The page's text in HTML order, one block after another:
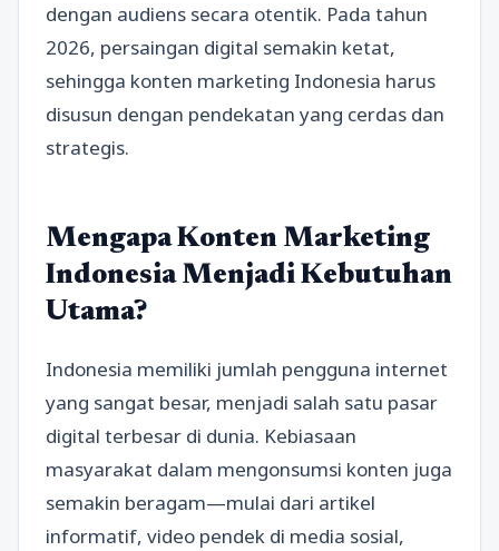
dengan audiens secara otentik. Pada tahun
2026, persaingan digital semakin ketat,
sehingga konten marketing Indonesia harus
disusun dengan pendekatan yang cerdas dan
strategis.
Mengapa Konten Marketing
Indonesia Menjadi Kebutuhan
Utama?
Indonesia memiliki jumlah pengguna internet
yang sangat besar, menjadi salah satu pasar
digital terbesar di dunia. Kebiasaan
masyarakat dalam mengonsumsi konten juga
semakin beragam—mulai dari artikel
informatif, video pendek di media sosial,